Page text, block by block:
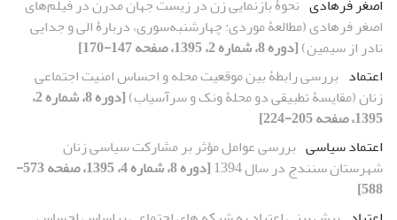
اصغر فرهادی (مطالعۀ موردی: چهارشنبه‌سوری، دربارۀ الی و جدایی
نادر از سیمین)[دوره 8، شماره 2، 1395، صفحه 147-170]
اعتماد بررسی رابطۀ بین موقعیت محله و احساس امنیت اجتماعی
زنان (مقایسۀ تطبیقی دو محلۀ ونک و سرآسیاب)
[دوره 8، شماره 2،
1395، صفحه 205-224]
اعتماد سیاسی بررسی عوامل مؤثر بر مشارکت سیاسی زنان
شهرستان سنندج در سال 1394
[دوره 8، شماره 4، 1395، صفحه 573-
588]